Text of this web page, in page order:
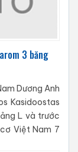
3 băng
Dương Anh
Kasidoostas
L và trước
Việt Nam 7